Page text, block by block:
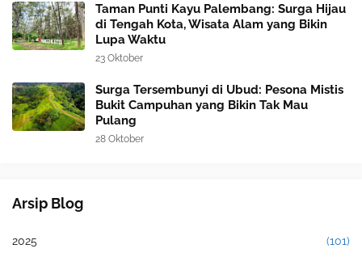
Taman Punti Kayu Palembang: Surga Hijau
di Tengah Kota, Wisata Alam yang Bikin
Lupa Waktu
23 Oktober
Surga Tersembunyi di Ubud: Pesona Mistis
Bukit Campuhan yang Bikin Tak Mau
Pulang
28 Oktober
Arsip Blog
2025 (101)